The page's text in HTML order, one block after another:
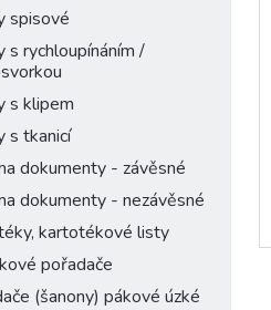
spisové
s rychloupínáním /
s klipem
s tkanicí
dokumenty - závěsné
dokumenty - nezávěsné
kartotékové listy
pořadače
(šanony) pákové úzké